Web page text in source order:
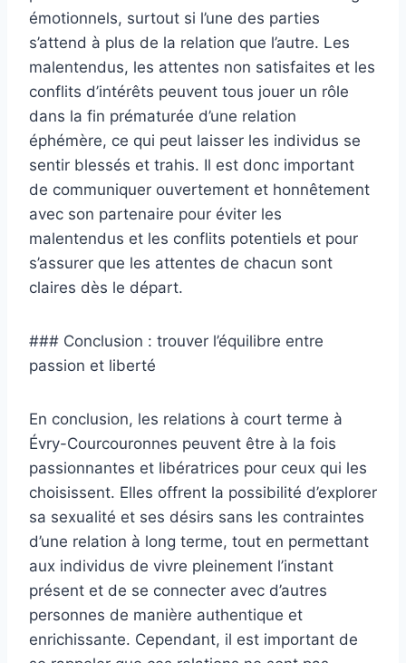
émotionnels, surtout si l’une des parties
s’attend à plus de la relation que l’autre. Les
malentendus, les attentes non satisfaites et les
conflits d’intérêts peuvent tous jouer un rôle
dans la fin prématurée d’une relation
éphémère, ce qui peut laisser les individus se
sentir blessés et trahis. Il est donc important
de communiquer ouvertement et honnêtement
avec son partenaire pour éviter les
malentendus et les conflits potentiels et pour
s’assurer que les attentes de chacun sont
claires dès le départ.
### Conclusion : trouver l’équilibre entre
passion et liberté
En conclusion, les relations à court terme à
Évry-Courcouronnes peuvent être à la fois
passionnantes et libératrices pour ceux qui les
choisissent. Elles offrent la possibilité d’explorer
sa sexualité et ses désirs sans les contraintes
d’une relation à long terme, tout en permettant
aux individus de vivre pleinement l’instant
présent et de se connecter avec d’autres
personnes de manière authentique et
enrichissante. Cependant, il est important de